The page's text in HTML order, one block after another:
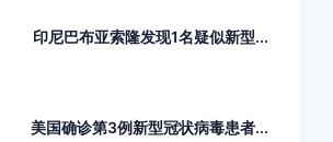
印尼巴布亚索隆发现1名疑似新型...
美国确诊第3例新型冠状病毒患者...